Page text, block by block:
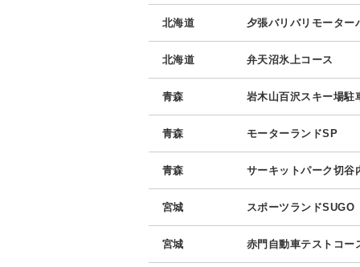
北海道 夕張バリバリモーター
北海道 弁天沼氷上コース
青森 岩木山百沢スキー場駐
青森 モーターランドSP
青森 サーキットパーク切谷
宮城 スポーツランドSUGO
宮城 赤門自動車テストコー